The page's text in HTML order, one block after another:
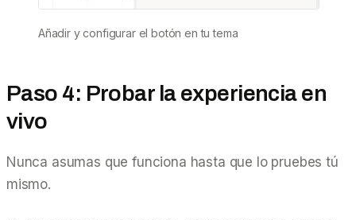
Añadir y configurar el botón en tu tema
Paso 4: Probar la experiencia en
vivo
Nunca asumas que funciona hasta que lo pruebes tú
mismo.